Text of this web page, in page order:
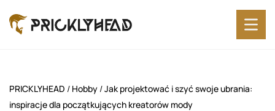
PRICKLYHEAD / Hobby /Jak projektować i szyć swoje ubrania:
inspiracje dla początkujących kreatorów mody